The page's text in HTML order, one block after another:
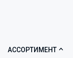
АССОРТИМЕНТ